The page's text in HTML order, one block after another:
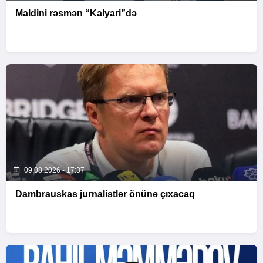
Maldini rəsmən “Kalyari”də
09.08.2026 - 17:37
Dambrauskas jurnalistlər önünə çıxacaq